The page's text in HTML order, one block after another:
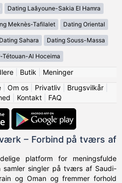
Dating Laâyoune-Sakia El Hamra
Meknès-Tafilalet Dating Oriental
Dating Sahara Dating Souss-Massa
Tétouan-Al Hoceima
| Butik
Meninger
| Om os| Privatliv| Brugsvilkår|
Kontakt| FAQ
– Forbind på tværs af
platform for meningsfulde
samler singler på tværs af Saudi-
og Oman og fremmer forhold